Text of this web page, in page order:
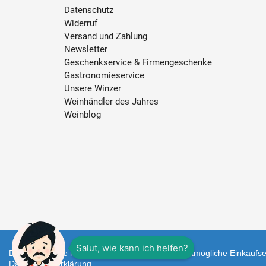
Datenschutz
Widerruf
Versand und Zahlung
Newsletter
Geschenkservice & Firmengeschenke
Gastronomieservice
Unsere Winzer
Weinhändler des Jahres
Weinblog
Diese Webseite nutzt Cookies um Ihnen das bestmögliche
Datenschutzerklärung